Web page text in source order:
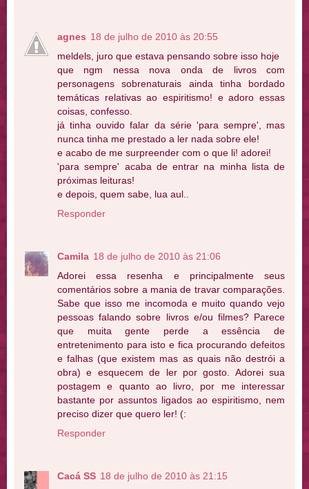
agnes 18 de julho de 2010 às 20:55
meldels, juro que estava pensando sobre isso hoje
que ngm nessa nova onda de livros com
personagens sobrenaturais ainda tinha bordado
temáticas relativas ao espiritismo! e adoro essas
coisas, confesso.
já tinha ouvido falar da série 'para sempre', mas
nunca tinha me prestado a ler nada sobre ele!
e acabo de me surpreender com o que li! adorei!
'para sempre' acaba de entrar na minha lista de
próximas leituras!
e depois, quem sabe, lua aul..
Responder
Camila 18 de julho de 2010 às 21:06
Adorei essa resenha e principalmente seus
comentários sobre a mania de travar comparações.
Sabe que isso me incomoda e muito quando vejo
pessoas falando sobre livros e/ou filmes? Parece
que muita gente perde a essência de
entretenimento para isto e fica procurando defeitos
e falhas (que existem mas as quais não destrói a
obra) e esquecem de ler por gosto. Adorei sua
postagem e quanto ao livro, por me interessar
bastante por assuntos ligados ao espiritismo, nem
preciso dizer que quero ler! (:
Responder
Cacá SS 18 de julho de 2010 às 21:15